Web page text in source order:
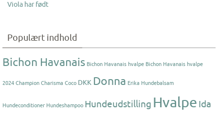
Viola har født
Populært indhold
Bichon Havanais Bichon Havanais hvalpe Bichon Havanais hvalpe
2024 Champion Charisma Coco DKK Donna Erika Hundebalsam
Hundeconditioner Hundeshampoo Hundeudstilling Hvalpe Ida